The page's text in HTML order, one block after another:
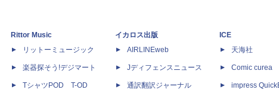
Rittor Music
リットーミュージック
楽器探そう!デジマート
TシャツPOD T-OD
イカロス出版
AIRLINEweb
Jディフェンスニュース
通訳翻訳ジャーナル
ICE
天海社
Comic curea
impress